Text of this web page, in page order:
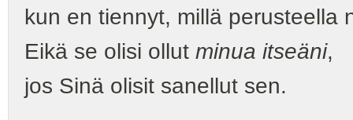
kun en tiennyt, millä perusteella
Eikä se olisi ollut minua itseäni,
jos Sinä olisit sanellut sen.